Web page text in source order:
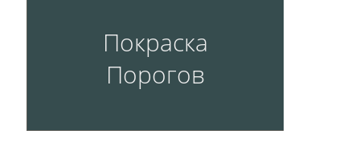
Покраска
Порогов